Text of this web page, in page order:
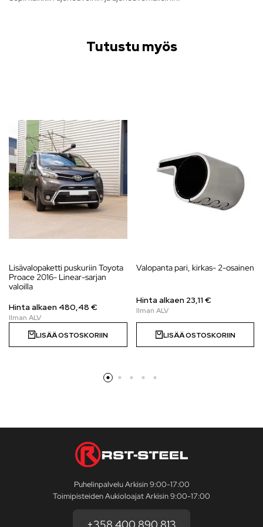
Tutustu myös
Lisävalopaketti puskuriin Toyota
Proace 2016- Linear-sarjan
valoilla
Hinta alkaen 480,48 €
LISÄÄ OSTOSKORIIN
Valopanta pari, kirkas- 2-osainen
Hinta alkaen 23,11€
LISÄÄ OSTOSKORIIN
Puhelinpalvelu Arkisin 9:00-17:00
Toimipisteiden Aukioloajat Arkisin 9:00-17:00
+358 400 890 813